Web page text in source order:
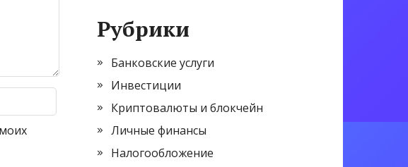
Рубрики
Банковские услуги
Инвестиции
Криптовалюты и блокчейн
Личные финансы
Налогообложение